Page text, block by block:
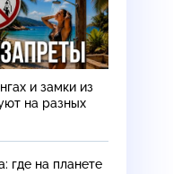
и замки из
на разных
где на планете